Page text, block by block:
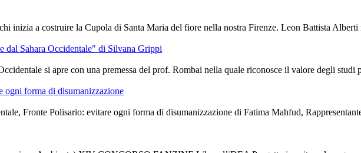
inizia a costruire la Cupola di Santa Maria del fiore nella nostra Firenze. Leon Battista
dal Sahara Occidentale" di Silvana Grippi
si apre con una premessa del prof. Rombai nella quale riconosce il valore degli
ogni forma di disumanizzazione
Fronte Polisario: evitare ogni forma di disumanizzazione di Fatima Mahfud,